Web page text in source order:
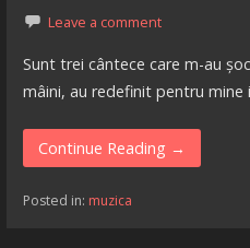
Leave a comment
Sunt trei cântece care m-au
mâini, au redefinit pentru
Continue Reading →
Posted in: muzica